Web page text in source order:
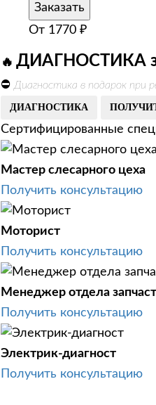
Заказать
От 1770 ₽
🔥 ДИАГНОСТИКА
⛔ Диагностика в подарок при
ДИАГНОСТИКА
Сертифицированные
Мастер слесарного цеха
Получить консультацию
Моторист
Получить консультацию
Менеджер отдела
Получить консультацию
Электрик-диагност
Получить консультацию